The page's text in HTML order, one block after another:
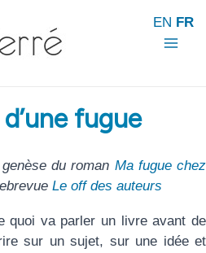
fugue
du roman Ma fugue chez
Le off des auteurs
quoi va parler un livre avant de
sur un sujet, sur une idée et
EN FR